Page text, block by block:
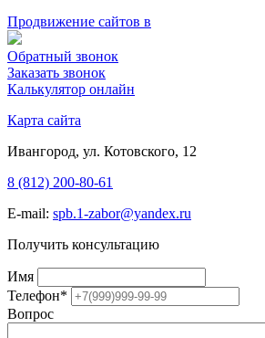
Продвижение сайтов в
Обратный звонок
Заказать звонок
Калькулятор онлайн
Карта сайта
Ивангород, ул. Котовского, 12
8 (812) 200-80-61
E-mail: spb.1-zabor@yandex.ru
Получить консультацию
Имя
Телефон*
Вопрос